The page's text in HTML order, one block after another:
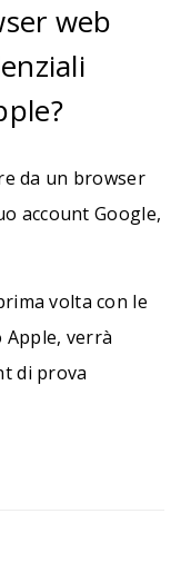
web
da un browser
account Google,
volta con le
verrà
di prova